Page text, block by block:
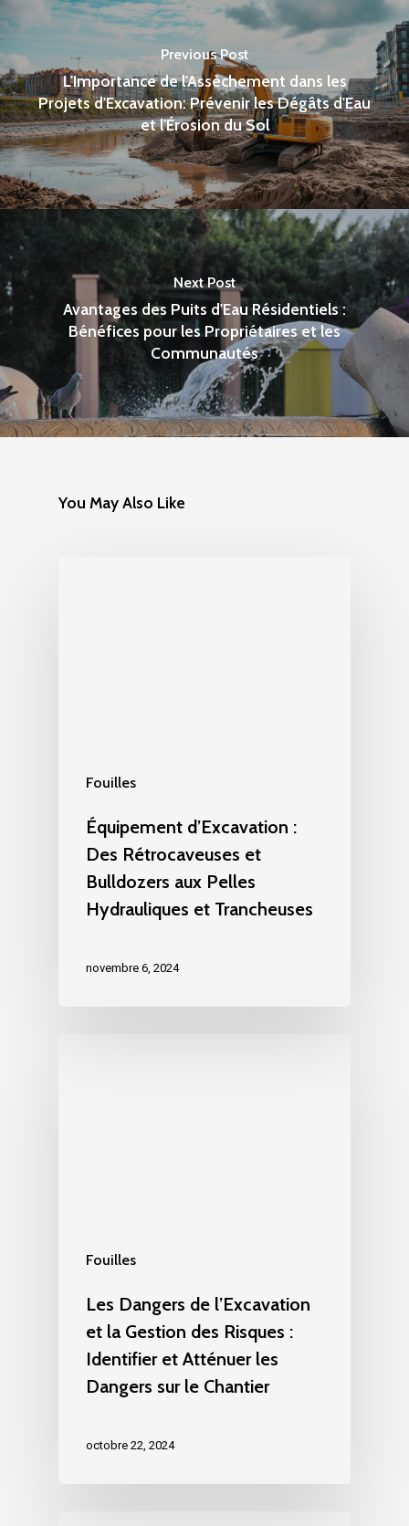
Previous Post
L'Importance de l'Assèchement dans les
Projets d'Excavation: Prévenir les Dégâts d'Eau
et l'Érosion du Sol
Next Post
Avantages des Puits d'Eau Résidentiels :
Bénéfices pour les Propriétaires et les
Communautés
You May Also Like
Fouilles
Équipement d’Excavation :
Des Rétrocaveuses et
Bulldozers aux Pelles
Hydrauliques et Trancheuses
novembre 6, 2024
Fouilles
Les Dangers de l’Excavation
et la Gestion des Risques :
Identifier et Atténuer les
Dangers sur le Chantier
octobre 22, 2024